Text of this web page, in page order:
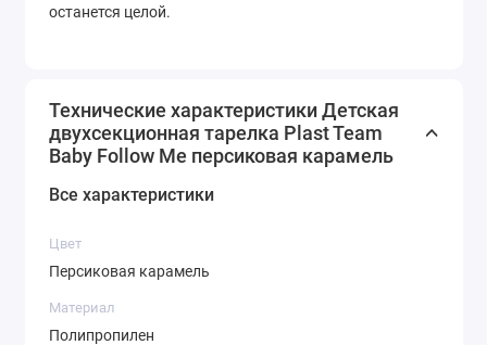
останется целой.
Технические характеристики Детская
двухсекционная тарелка Plast Team
Baby Follow Me персиковая карамель
Все характеристики
Цвет
Персиковая карамель
Материал
Полипропилен